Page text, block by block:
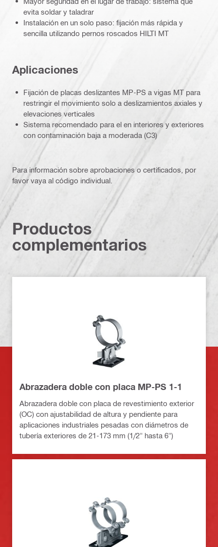
evita soldar y taladrar
Instalación en un solo paso: fijación más rápida y
sencilla utilizando pernos roscados HILTI MT
Aplicaciones
Fijación de placas deslizantes MP-PS a vigas MT para
restringir el movimiento solo a deslizamientos axiales y
elevaciones verticales
Sistema recomendado para el en interiores y exteriores
con contaminación baja a moderada (C3)
Para información sobre aprobaciones o certificados, por
favor vaya al código individual.
Productos
complementarios
Abrazadera doble con placa MP-PS 1-1
Abrazadera doble con placa de revestimiento exterior
(OC) con ajustabilidad de altura y pendiente para
aplicaciones industriales pesadas con diámetros de
tubería exteriores de 21-173 mm (1/2" hasta 6")